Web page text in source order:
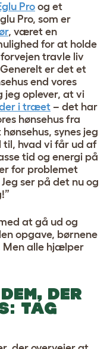
Pro og et
Pro, som er
, været en
for at holde
travle liv
er det et
end vores
jeg oplever, at vi
i træet – det har
hønsehus fra
synes jeg
til, hvad vi får ud af
tid og energi på
for problemet
ser på det nu og
at gå ud og
opgave, børnene
Men alle hjælper
DER
TAG